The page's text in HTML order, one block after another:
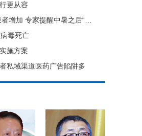
更从容
毒死亡
施方案
私域渠道医药广告陷阱多